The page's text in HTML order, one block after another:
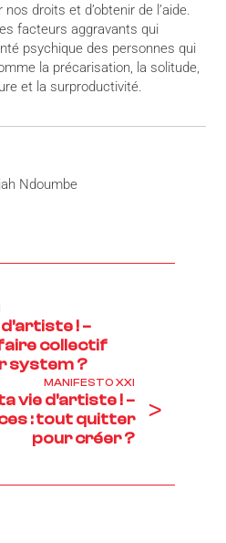
droits et d’obtenir de l’aide.
facteurs aggravants qui
psychique des personnes qui
la précarisation, la solitude,
et la surproductivité.
Ndoumbe
! –
collectif
system ?
MANIFESTO XXI
vie d’artiste ! –
: tout quitter
pour créer ?
>